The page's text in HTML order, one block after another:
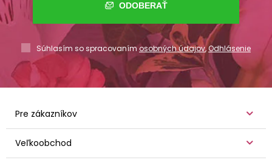
ODOBERAŤ
Súhlasím so spracovaním osobných údajov,Odhlásenie
Pre zákazníkov
Veľkoobchod